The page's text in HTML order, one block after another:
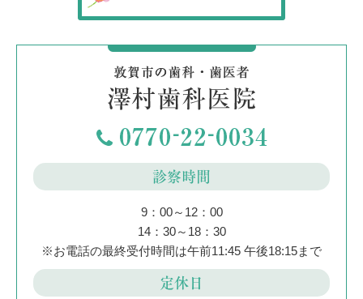
診察時間
9：00～12：00
14：30～18：30
※お電話の最終受付時間は午前11:45 午後18:15まで
定休日